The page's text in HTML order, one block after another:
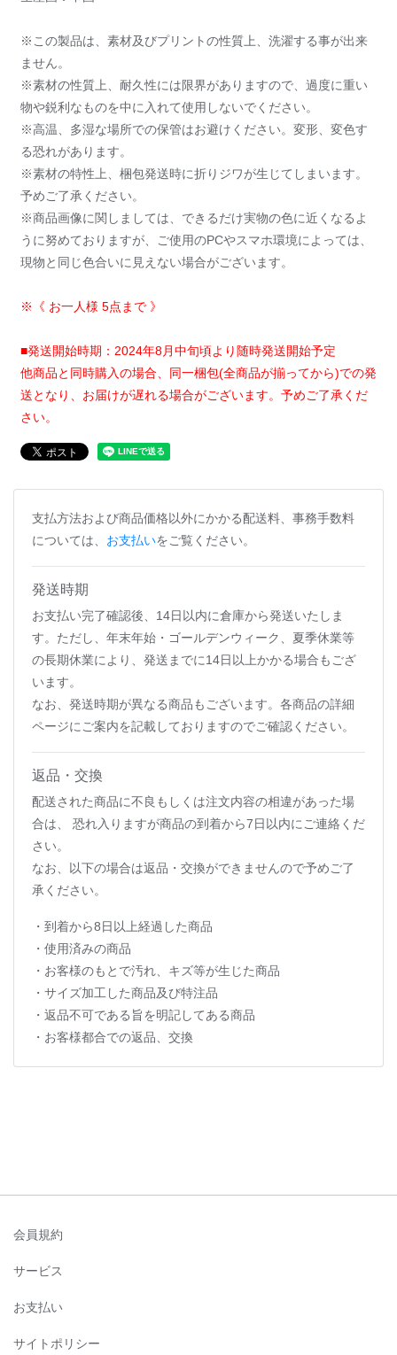
※この製品は、素材及びプリントの性質上、洗濯する事が出来
ません。
※素材の性質上、耐久性には限界がありますので、過度に重い
物や鋭利なものを中に入れて使用しないでください。
※高温、多湿な場所での保管はお避けください。変形、変色す
る恐れがあります。
※素材の特性上、梱包発送時に折りジワが生じてしまいます。
予めご了承ください。
※商品画像に関しましては、できるだけ実物の色に近くなるよ
うに努めておりますが、ご使用のPCやスマホ環境によっては、
現物と同じ色合いに見えない場合がございます。
※《 お一人様 5点まで 》
■発送開始時期：2024年8月中旬頃より随時発送開始予定
他商品と同時購入の場合、同一梱包(全商品が揃ってから)での発
送となり、お届けが遅れる場合がございます。予めご了承くだ
さい。
支払方法および商品価格以外にかかる配送料、事務手数料
については、 お支払いをご覧ください。
発送時期
お支払い完了確認後、14日以内に倉庫から発送いたしま
す。ただし、年末年始・ゴールデンウィーク、夏季休業等
の長期休業により、発送までに14日以上かかる場合もござ
います。
なお、発送時期が異なる商品もございます。各商品の詳細
ページにご案内を記載しておりますのでご確認ください。
返品・交換
配送された商品に不良もしくは注文内容の相違があった場
合は、 恐れ入りますが商品の到着から7日以内にご連絡くだ
さい。
なお、以下の場合は返品・交換ができませんので予めご了
承ください。
・到着から8日以上経過した商品
・使用済みの商品
・お客様のもとで汚れ、キズ等が生じた商品
・サイズ加工した商品及び特注品
・返品不可である旨を明記してある商品
・お客様都合での返品、交換
会員規約
サービス
お支払い
サイトポリシー